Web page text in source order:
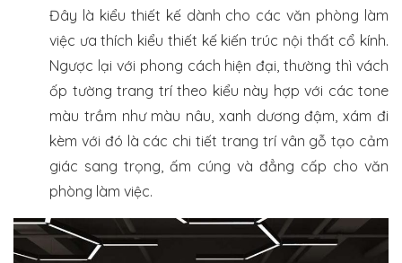
Đây là kiểu thiết kế dành cho các văn phòng làm
việc ưa thích kiểu thiết kế kiến trúc nội thất cổ kính.
Ngược lại với phong cách hiện đại, thường thì vách
ốp tường trang trí theo kiểu này hợp với các tone
màu trầm như màu nâu, xanh dương đậm, xám đi
kèm với đó là các chi tiết trang trí vân gỗ tạo cảm
giác sang trọng, ấm cúng và đẳng cấp cho văn
phòng làm việc.